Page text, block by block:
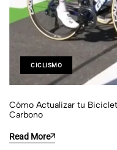
CICLISMO
Cómo Actualizar tu
Carbono
Read More